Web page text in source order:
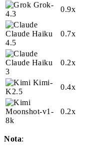
Grok-
4.3
0.9x
Claude Haiku
4.5
0.7x
Claude Haiku
3
0.2x
Kimi-
K2.5
0.4x
Moonshot-v1-
8k
0.2x
Nota: